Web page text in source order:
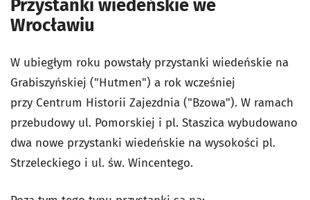
Przystanki wiedeńskie we
Wrocławiu
W ubiegłym roku powstały przystanki wiedeńskie na
Grabiszyńskiej ("Hutmen") a rok wcześniej
przy Centrum Historii Zajezdnia ("Bzowa"). W ramach
przebudowy ul. Pomorskiej i pl. Staszica wybudowano
dwa nowe przystanki wiedeńskie na wysokości pl.
Strzeleckiego i ul. św. Wincentego.